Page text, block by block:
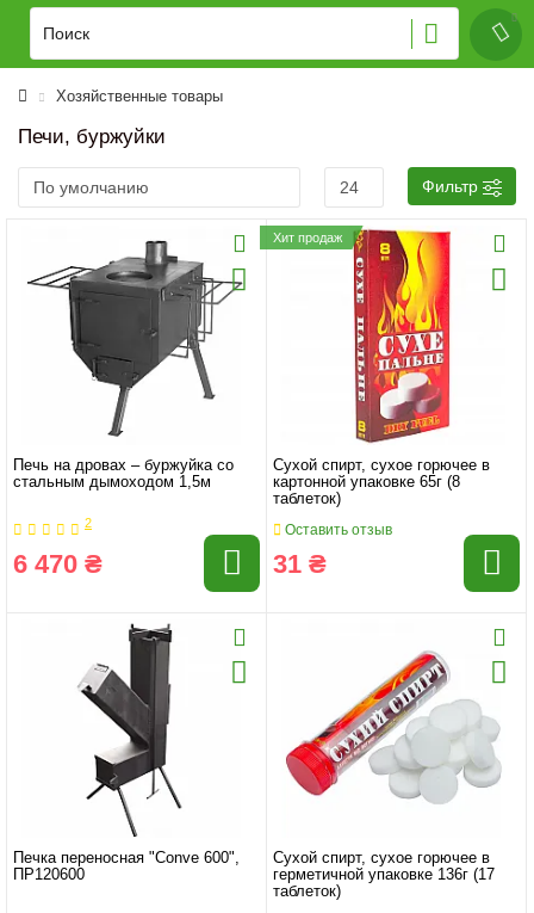
Хозяйственные товары
Печи, буржуйки
Фильтр
Печь на дровах – буржуйка со
стальным дымоходом 1,5м
2
6 470 ₴
Хит продаж
Сухой спирт, сухое горючее в
картонной упаковке 65г (8
таблеток)
Оставить отзыв
31 ₴
Печка переносная "Conve 600",
ПР120600
Сухой спирт, сухое горючее в
герметичной упаковке 136г (17
таблеток)